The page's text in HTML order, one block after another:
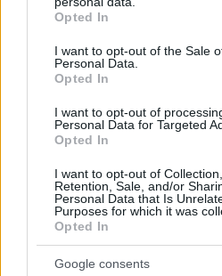
grant or deny consent to Google
use your data for below specified
consent section.
Opted In
I want to opt-out of the Sale
Personal Data.
Opted In
I want to opt-out of
Personal Data for Targeted
Opted In
I want to opt-out of
Retention, Sale, and/or
Personal Data that Is
Purposes for which it was
Opted In
Google consents
ΣΧΌΛΙΟ *